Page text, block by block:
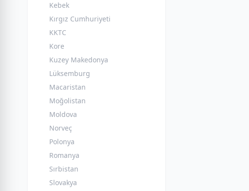
Kebek
Kırgız Cumhuriyeti
KKTC
Kore
Kuzey Makedonya
Lüksemburg
Macaristan
Moğolistan
Moldova
Norveç
Polonya
Romanya
Sırbistan
Slovakya